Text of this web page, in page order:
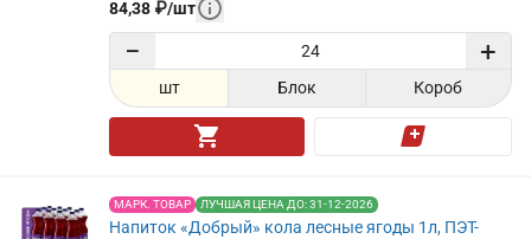
84,38 ₽/шт
− +
шт Блок Короб
МАРК. ТОВАР ЛУЧШАЯ ЦЕНА ДО: 31-12-2026
Напиток «Добрый» кола лесные ягоды 1л, ПЭТ-